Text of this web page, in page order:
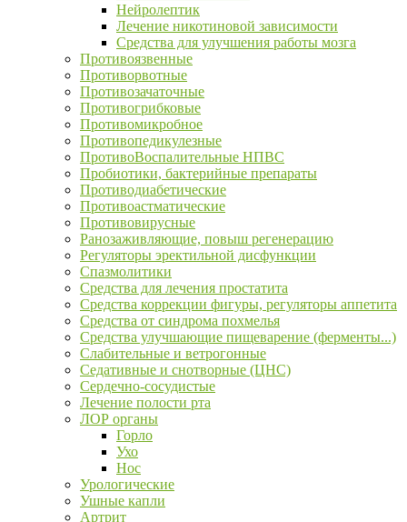
Нейролептик
Лечение никотиновой зависимости
Средства для улучшения работы мозга
Противоязвенные
Противорвотные
Противозачаточные
Противогрибковые
Противомикробное
Противопедикулезные
ПротивоВоспалительные НПВС
Пробиотики, бактерийные препараты
Противодиабетические
Противоастматические
Противовирусные
Ранозаживляющие, повыш регенерацию
Регуляторы эректильной дисфункции
Спазмолитики
Средства для лечения простатита
Средства коррекции фигуры, регуляторы аппетита
Средства от синдрома похмелья
Средства улучшающие пищеварение (ферменты...)
Слабительные и ветрогонные
Седативные и снотворные (ЦНС)
Сердечно-сосудистые
Лечение полости рта
ЛОР органы
Горло
Ухо
Нос
Урологические
Ушные капли
Артрит